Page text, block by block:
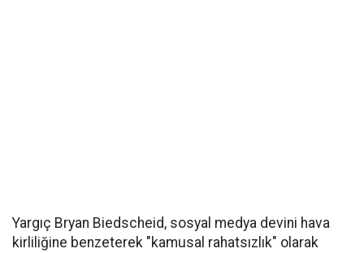
Yargıç Bryan Biedscheid, sosyal medya devini hava
kirliliğine benzeterek "kamusal rahatsızlık" olarak